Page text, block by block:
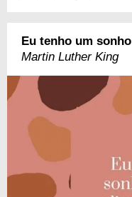
Eu tenho um sonho
Martin Luther King